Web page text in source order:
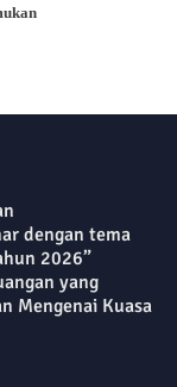
dengan tema
2026”
yang
Mengenai Kuasa